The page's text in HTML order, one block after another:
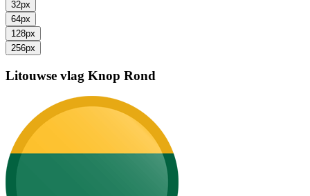
32px
64px
128px
256px
Litouwse vlag Knop Rond